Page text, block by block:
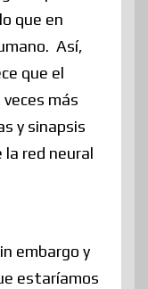
que en
Así,
que el
más
y sinapsis
red neural
embargo y
estaríamos